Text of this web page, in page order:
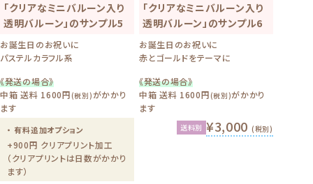
「クリアなミニバルーン入り
透明バルーン」のサンプル5
お誕生日のお祝いに
パステルカラフル系
《発送の場合》
中箱 送料 1600円 (税別)がかかり
ます
・ 有料追加オプション
+900円 クリアプリント加工
（クリアプリントは日数がかかり
ます）
「クリアなミニバルーン入り
透明バルーン」のサンプル6
お誕生日のお祝いに
赤とゴールドをテーマに
《発送の場合》
中箱 送料 1600円 (税別)がかかり
ます
送料別 ¥3,000 (税別)